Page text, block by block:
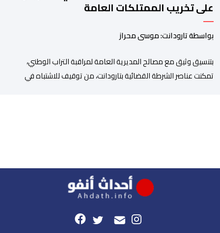
على تخريب الممتلكات العامة
بواسطة تارودانت: موسى محراز
بتنسيق وثيق مع مصالح المديرية العامة لمراقبة التراب الوطني،
تمكنت عناصر الشرطة القضائية بتارودانت، من توقيف للاشتباه في